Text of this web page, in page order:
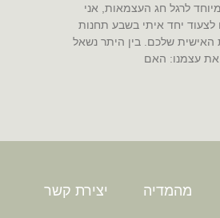
92 , במיוחד לרגל חג העצמאות, אני
יחד איתי בשבע תחנות
האישית שלכם. בין היתר נשאל
את עצמנו: האם
מהמדיה יצירת קשר